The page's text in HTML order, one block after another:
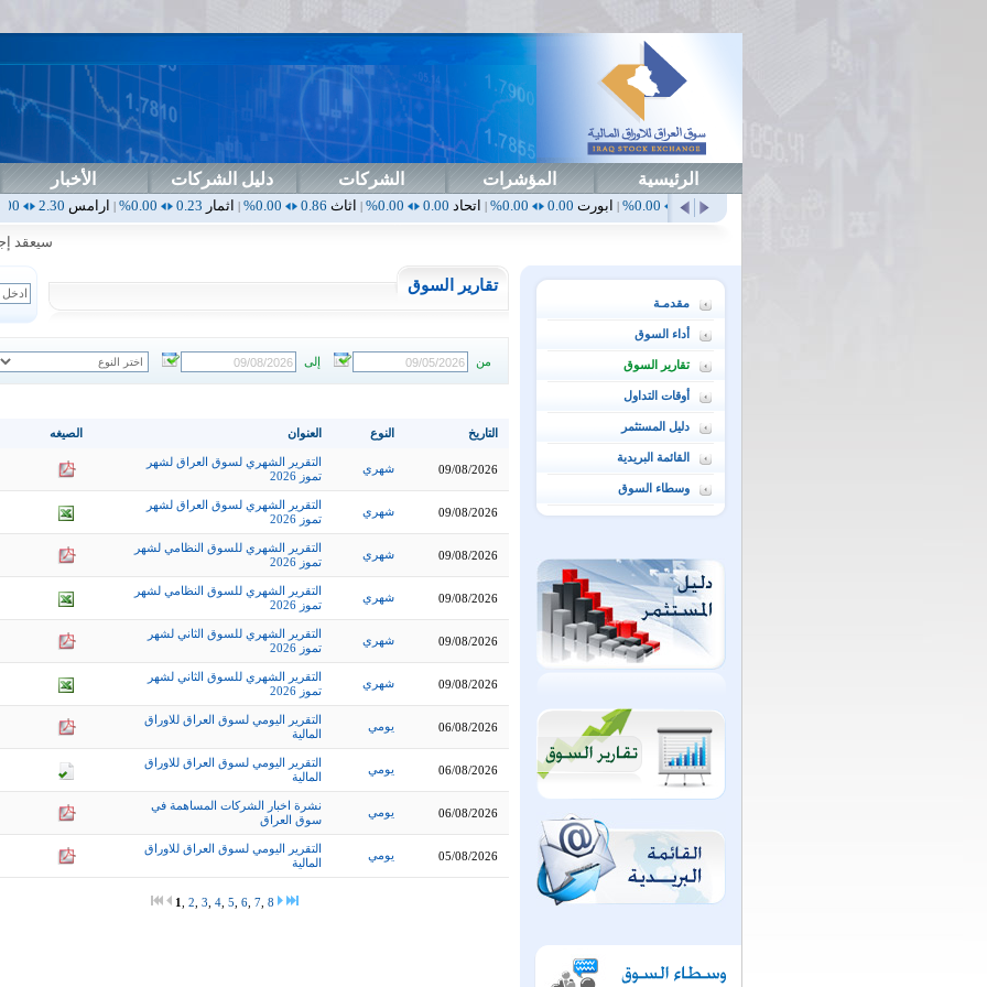
الرئيسية المؤشرات الشركات دليل الشركات الأخبار
| ابورت 0.00
|اتحاد0.00
|اثاث0.86
0.00%
|اثمار0.23
|ارامس2.30
0.00%
|اربيل0.00
سيعقد
مقدمـة
أداء السوق
تقارير السوق
أوقات التداول
دليل المستثمر
القائمة البريدية
وسطاء السوق
تقارير السوق
من إلى
الصيغه العنوان النوع التاريخ
التقرير الشهري لسوق العراق لشهر
تموز 2026
شهري 09/08/2026
التقرير الشهري لسوق العراق لشهر
تموز 2026
شهري 09/08/2026
التقرير الشهري للسوق النظامي لشهر
تموز 2026
شهري 09/08/2026
التقرير الشهري للسوق النظامي لشهر
تموز 2026
شهري 09/08/2026
التقرير الشهري للسوق الثاني لشهر
تموز 2026
شهري 09/08/2026
التقرير الشهري للسوق الثاني لشهر
تموز 2026
شهري 09/08/2026
التقرير اليومي لسوق العراق للاوراق
المالية
يومي 06/08/2026
التقرير اليومي لسوق العراق للاوراق
المالية
يومي 06/08/2026
نشرة اخبار الشركات المساهمة في
سوق العراق
يومي 06/08/2026
التقرير اليومي لسوق العراق للاوراق
المالية
يومي 05/08/2026
1 2 3 4 5 6 7 8